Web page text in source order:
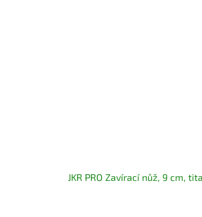
JKR PRO Zavírací nůž, 9 cm,